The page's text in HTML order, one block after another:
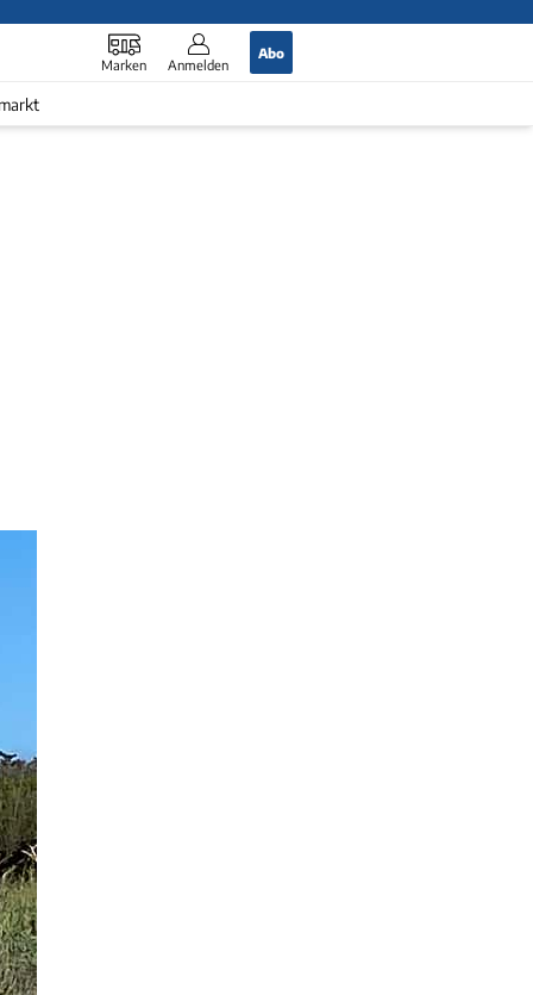
Marken Anmelden
Abo